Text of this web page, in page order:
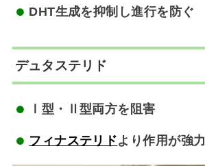
DHT生成を抑制し進行を防ぐ
デュタステリド
Ⅰ型・Ⅱ型両方を阻害
フィナステリドより作用が強力